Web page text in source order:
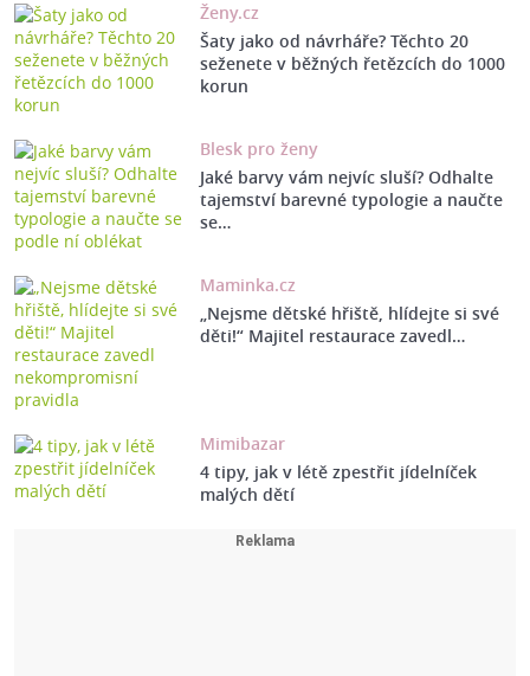
Ženy.cz
Šaty jako od návrháře? Těchto 20
seženete v běžných řetězcích do 1000
korun
Blesk pro ženy
Jaké barvy vám nejvíc sluší? Odhalte
tajemství barevné typologie a naučte
se…
Maminka.cz
„Nejsme dětské hřiště, hlídejte si své
děti!“ Majitel restaurace zavedl…
Mimibazar
4 tipy, jak v létě zpestřit jídelníček
malých dětí